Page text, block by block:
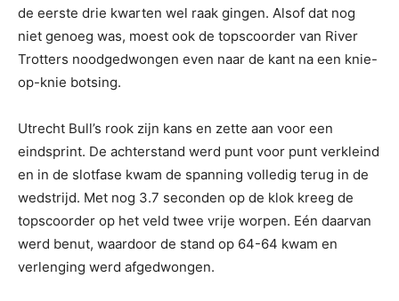
de eerste drie kwarten wel raak gingen. Alsof dat nog
niet genoeg was, moest ook de topscoorder van River
Trotters noodgedwongen even naar de kant na een knie-
op-knie botsing.
Utrecht Bull’s rook zijn kans en zette aan voor een
eindsprint. De achterstand werd punt voor punt verkleind
en in de slotfase kwam de spanning volledig terug in de
wedstrijd. Met nog 3.7 seconden op de klok kreeg de
topscoorder op het veld twee vrije worpen. Eén daarvan
werd benut, waardoor de stand op 64-64 kwam en
verlenging werd afgedwongen.